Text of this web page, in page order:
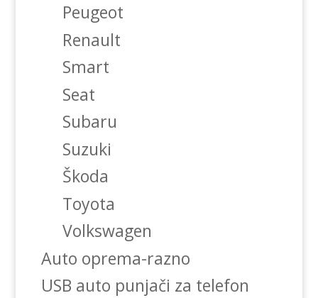
Peugeot
Renault
Smart
Seat
Subaru
Suzuki
Škoda
Toyota
Volkswagen
Auto oprema-razno
USB auto punjači za telefon